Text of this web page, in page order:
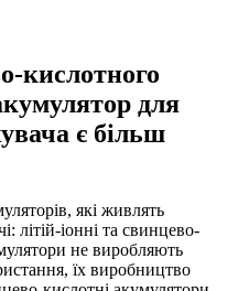
кислотного
для
є більш
які живлять
літій-іонні та свинцево-
не виробляють
їх виробництво